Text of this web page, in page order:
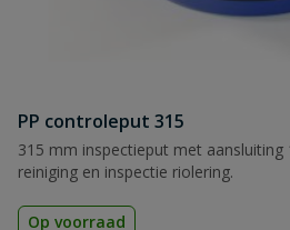
PP controleput 315
315 mm inspectieput met
reiniging en inspectie riolering.
Op voorraad